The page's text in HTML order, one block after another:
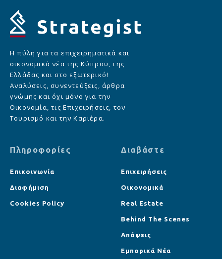
Η πύλη για τα επιχειρηματικά και
οικονομικά νέα της Κύπρου, της
Ελλάδας και στο εξωτερικό!
Αναλύσεις, συνεντεύξεις, άρθρα
γνώμης και όχι μόνο για την
Οικονομία, τις Επιχειρήσεις, τον
Τουρισμό και την Καριέρα.
Πληροφορίες
Επικοινωνία
Διαφήμιση
Cookies Policy
Διαβάστε
Επιχειρήσεις
Οικονομικά
Real Estate
Behind The Scenes
Απόψεις
Εμπορικά Νέα